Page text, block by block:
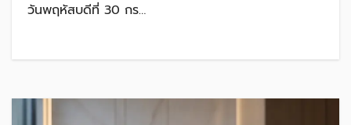
วันพฤหัสบดีที่ 30 กร…